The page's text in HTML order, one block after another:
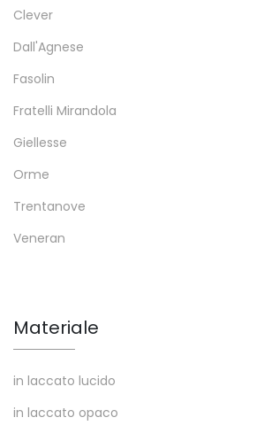
Clever
Dall'Agnese
Fasolin
Fratelli Mirandola
Giellesse
Orme
Trentanove
Veneran
Materiale
in laccato lucido
in laccato opaco